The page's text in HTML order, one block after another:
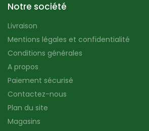
Notre société
Livraison
Mentions légales et confidentialité
Conditions générales
A propos
Paiement sécurisé
Contactez-nous
Plan du site
Magasins